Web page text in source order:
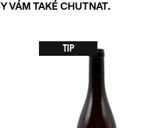
VÁM TAKÉ CHUTNAT.
TIP